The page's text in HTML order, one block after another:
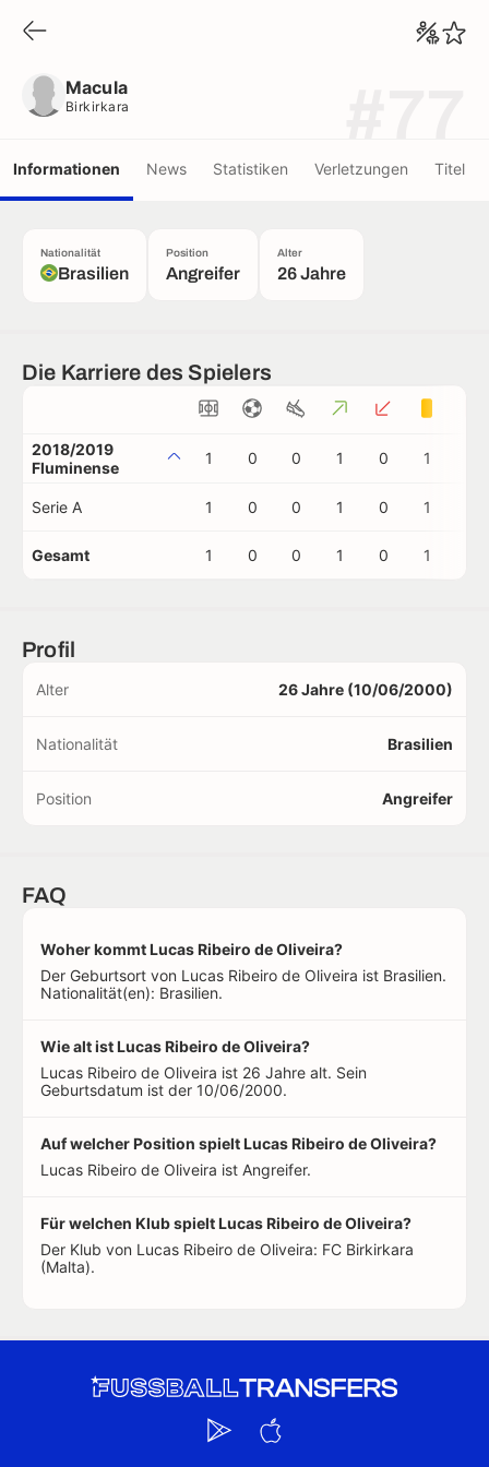
Macula
Birkirkara
Informationen News Statistiken Verletzungen Titel
Nationalität
Brasilien
Position
Angreifer
Alter
26 Jahre
Die Karriere des Spielers
2018/2019
Fluminense
1 0 0 1 0 1
Serie A 1 0 0 1 0 1
Gesamt 1 0 0 1 0 1
Profil
Alter 26 Jahre (10/06/2000)
Nationalität Brasilien
Position Angreifer
FAQ
Woher kommt Lucas Ribeiro de Oliveira?
Der Geburtsort von Lucas Ribeiro de Oliveira ist Brasilien.
Nationalität(en): Brasilien.
Wie alt ist Lucas Ribeiro de Oliveira?
Lucas Ribeiro de Oliveira ist 26 Jahre alt. Sein
Geburtsdatum ist der 10/06/2000.
Auf welcher Position spielt Lucas Ribeiro de Oliveira?
Lucas Ribeiro de Oliveira ist Angreifer.
Für welchen Klub spielt Lucas Ribeiro de Oliveira?
Der Klub von Lucas Ribeiro de Oliveira: FC Birkirkara
(Malta).